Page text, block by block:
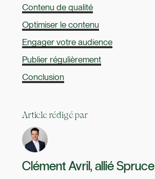
Contenu de qualité
Optimiser le contenu
Engager votre audience
Publier régulièrement
Conclusion
Article rédigé par
Clément Avril, allié Spruce